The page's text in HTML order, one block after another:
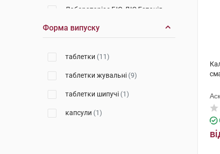
Лабораторiос БIО-ДIС Еспанія
Форма випуску
таблетки (11)
таблетки жувальні (9)
таблетки шипучі (1)
капсули (1)